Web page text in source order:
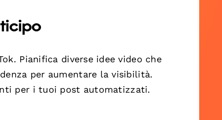
Pianifica diverse idee video che
per aumentare la visibilità.
per i tuoi post automatizzati.